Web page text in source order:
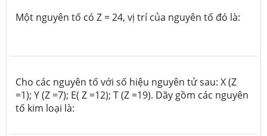
Một nguyên tố có Z = 24, vị trí của nguyên tố đó là:
Cho các nguyên tố với số hiệu nguyên tử sau: X (Z
=1); Y (Z =7); E( Z =12); T (Z =19). Dãy gồm các nguyên
tố kim loại là: